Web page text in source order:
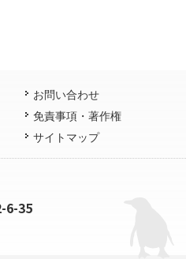
お問い合わせ
免責事項・著作権
サイトマップ
6-35